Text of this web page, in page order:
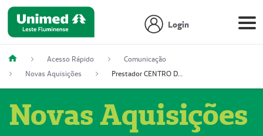
Login
Acesso Rápido
Comunicação
Novas Aquisições
Prestador CENTRO DE ONCOLOGIA
Novas Aquisições